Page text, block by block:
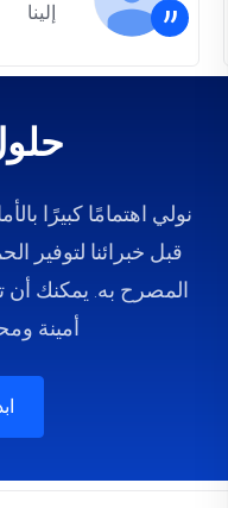
”
إلينا
نولي اهتمامًا كبيرًا
قبل خبرائنا لتوفير
المصرح به. يمكنك أن
أمينة